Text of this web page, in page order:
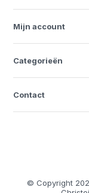
Mijn account
Categorieën
Contact
© Copyright